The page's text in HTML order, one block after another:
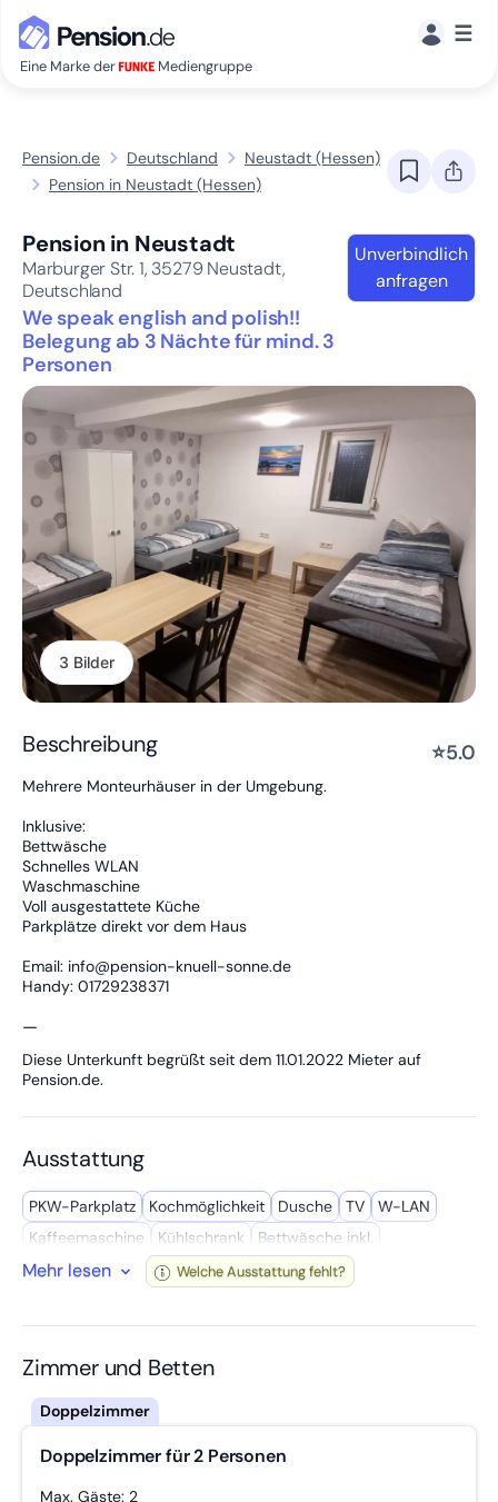
Eine Marke der Mediengruppe
☰
Pension.de Deutschland
Neustadt (Hessen)
Pension in Neustadt (Hessen)
Pension in Neustadt
Marburger Str. 1, 35279 Neustadt,
Deutschland
We speak english and polish!!
Belegung ab 3 Nächte für mind. 3
Personen
Unverbindlich
anfragen
3 Bilder
⭐5.0
Beschreibung
Mehrere Monteurhäuser in der Umgebung.
Inklusive:
Bettwäsche
Schnelles WLAN
Waschmaschine
Voll ausgestattete Küche
Parkplätze direkt vor dem Haus
Email: info@pension-knuell-sonne.de
Handy: 01729238371
—
Diese Unterkunft begrüßt seit dem 11.01.2022 Mieter auf
Pension.de.
Ausstattung
PKW-Parkplatz Kochmöglich­keit Dusche TV
W-LAN
Kaffee­maschine
Kühl­schrank
Bettwäsche inkl.
Gemeinschafts­bad
Wasserkocher WC
Kochutensilien
Mehr lesen Welche Ausstattung fehlt?
Zimmer und Betten
Doppelzimmer für 2 Personen
Max. Gäste: 2